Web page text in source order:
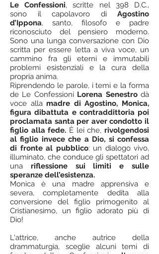
Le Confessioni, scritte nel 398 D.C.,
sono il capolavoro di Agostino
d’Ippona, santo, filosofo e padre
riconosciuto del pensiero moderno.
Sono una lunga conversazione con Dio
scritta per essere letta a viva voce, un
cammino fra gli eterni e immutabili
problemi esistenziali e la cura della
propria anima.
Riprendendo le parole, i temi e la forma
de Le Confessioni Lorena Senestrodà
voce alla madre di Agostino, Monica,
figura dibattuta e contraddittoria poi
proclamata santa per aver condotto il
figlio alla fede. È lei che, rivolgendosi
al figlio invece che a Dio, si confessa
di fronte al pubblico: un dialogo vivo,
illuminato, che conduce gli spettatori ad
una riflessione sui limiti e sulle
speranze dell’esistenza.
Monica è una madre apprensiva e
severa, completamente dedita alla
conversione del figlio primogenito al
Cristianesimo, un figlio adorato più di
Dio!
L'attrice, anche autrice della
drammaturgia, sceglie alcuni temi di